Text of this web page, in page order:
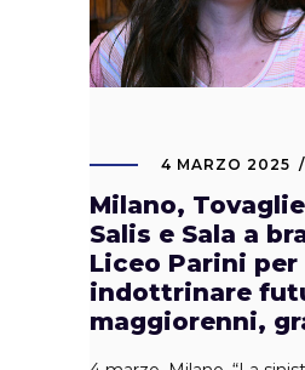
4 MARZO 2025
Milano,
Salis e Sala a
Liceo Parini per
indottrinare
maggiorenni,